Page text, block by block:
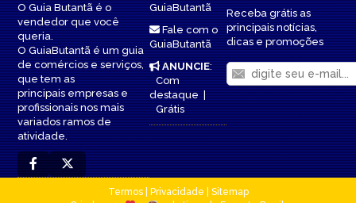
O Guia Butantã é o
vendedor que você
queria.
O GuiaButantã é um guia
de comércios e serviços,
que tem as
principais empresas e
profissionais nos mais
variados ramos de
atividade.
GuiaButantã
Fale com o
GuiaButantã
ANUNCIE:
Com
destaque|
Grátis
Receba grátis as
principais notícias,
dicas e promoções
Termos| Privacidade
Sitemap